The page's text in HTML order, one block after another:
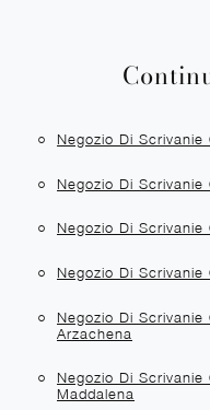
Negozio Di
Negozio Di
Negozio Di
Negozio Di
Negozio Di
Arzachena
Negozio Di
Maddalena